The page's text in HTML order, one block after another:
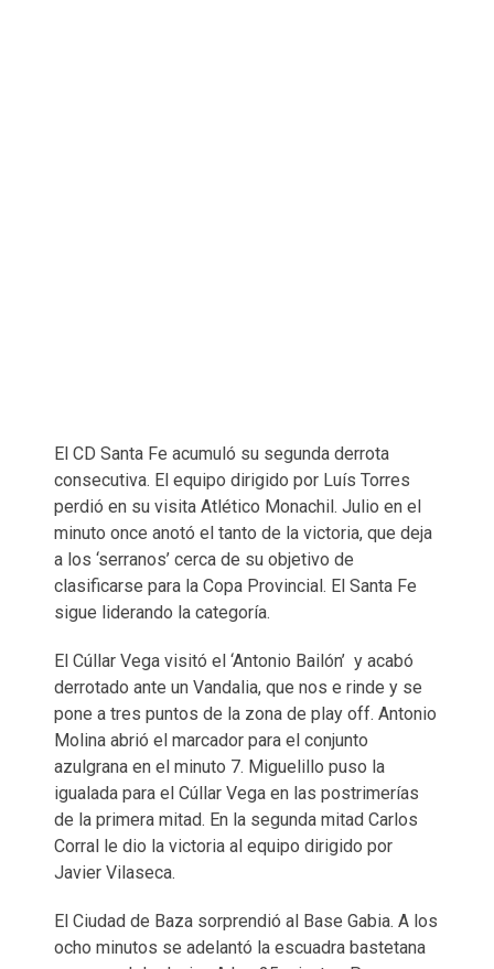
El CD Santa Fe acumuló su segunda derrota
consecutiva. El equipo dirigido por Luís Torres
perdió en su visita Atlético Monachil. Julio en el
minuto once anotó el tanto de la victoria, que deja
a los ‘serranos’ cerca de su objetivo de
clasificarse para la Copa Provincial. El Santa Fe
sigue liderando la categoría.
El Cúllar Vega visitó el ‘Antonio Bailón’ y acabó
derrotado ante un Vandalia, que nos e rinde y se
pone a tres puntos de la zona de play off. Antonio
Molina abrió el marcador para el conjunto
azulgrana en el minuto 7. Miguelillo puso la
igualada para el Cúllar Vega en las postrimerías
de la primera mitad. En la segunda mitad Carlos
Corral le dio la victoria al equipo dirigido por
Javier Vilaseca.
El Ciudad de Baza sorprendió al Base Gabia. A los
ocho minutos se adelantó la escuadra bastetana